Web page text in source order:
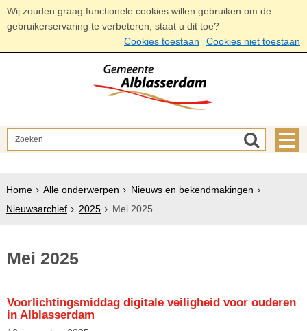
Wij zouden graag functionele cookies willen gebruiken om de
gebruikerservaring te verbeteren, staat u dit toe?
Cookies toestaan
Cookies niet toestaan
Home Alle onderwerpen
Nieuws en bekendmakingen
Nieuwsarchief
2025 Mei 2025
Mei 2025
Voorlichtingsmiddag digitale veiligheid voor ouderen
in Alblasserdam